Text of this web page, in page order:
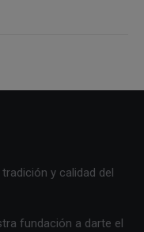
y calidad del
fundación a darte el